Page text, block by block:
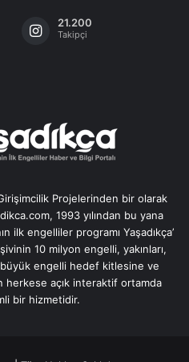
21.200
Takipçi
Projelerinden bir olarak
1993 yılından bu yana
ilk engelliler programı Yaşadıkça’
10 milyon engelli, yakınları,
engelli hedef kitlesine ve
herkese açık interaktif ortamda
bir hizmetidir.